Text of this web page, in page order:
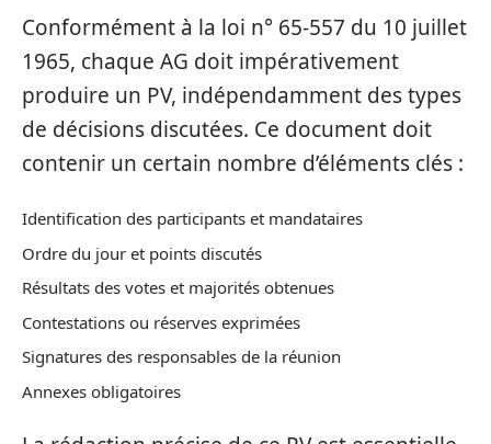
Conformément à la loi n° 65-557 du 10 juillet
1965, chaque AG doit impérativement
produire un PV, indépendamment des types
de décisions discutées. Ce document doit
contenir un certain nombre d’éléments clés :
Identification des participants et mandataires
Ordre du jour et points discutés
Résultats des votes et majorités obtenues
Contestations ou réserves exprimées
Signatures des responsables de la réunion
Annexes obligatoires